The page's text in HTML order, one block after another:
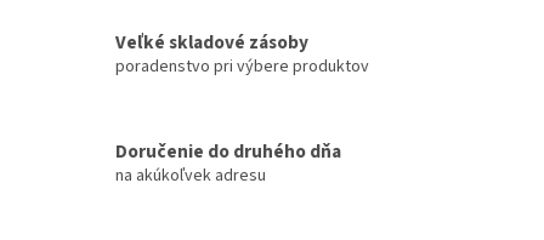
Veľké skladové zásoby
poradenstvo pri výbere produktov
Doručenie do druhého dňa
na akúkoľvek adresu